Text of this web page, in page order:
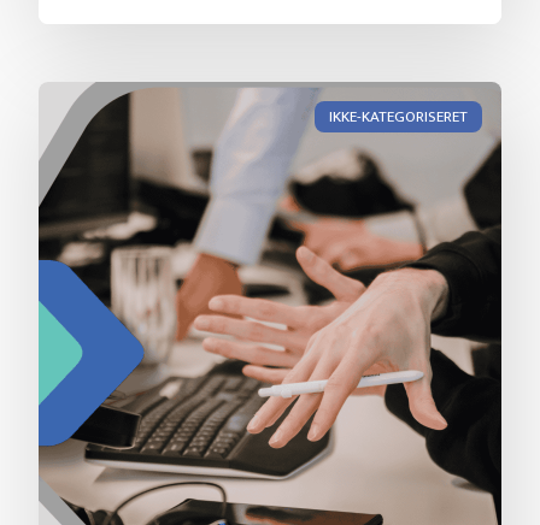
IKKE-KATEGORISERET